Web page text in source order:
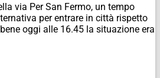
via Per San Fermo, un tempo
per entrare in città rispetto
oggi alle 16.45 la situazione era